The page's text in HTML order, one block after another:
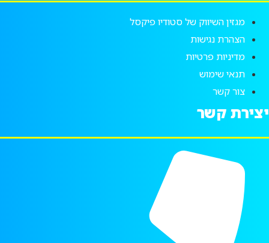
מגזין השיווק של סטודיו פיקסל
הצהרת נגישות
מדיניות פרטיות
תנאי שימוש
צור קשר
יצירת קשר